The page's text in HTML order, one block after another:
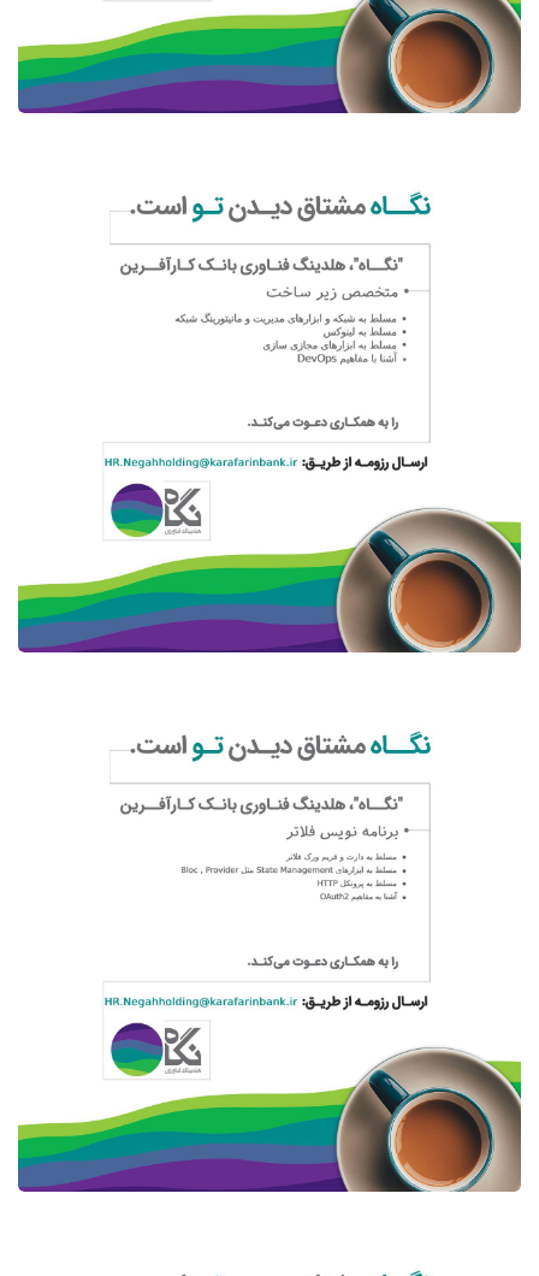
متخصصان جاوا
کسب و کار
متخصصان زیرساخت
کسب و کار
برنامه نویس فلاتر
کسب و کار